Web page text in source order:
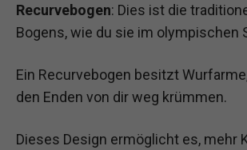
Recurvebogen: Dies ist die
Bogens, wie du sie im olympischen
Ein Recurvebogen besitzt
den Enden von dir weg krümmen.
Dieses Design ermöglicht es, mehr